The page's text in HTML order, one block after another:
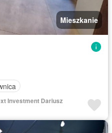
Mieszkanie
Investment Dariusz